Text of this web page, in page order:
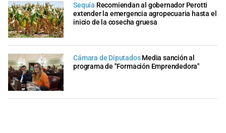
Sequía Recomiendan al gobernador Perotti
extender la emergencia agropecuaria hasta el
inicio de la cosecha gruesa
Cámara de Diputados Media sanción al
programa de "Formación Emprendedora"